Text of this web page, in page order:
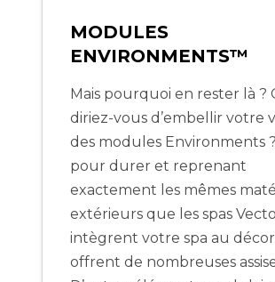
MODULES
ENVIRONMENTS™
Mais pourquoi en rester là ?
diriez-vous d’embellir votre
des modules Environments
pour durer et reprenant
exactement les mêmes
extérieurs que les spas
intègrent votre spa au
offrent de nombreuses